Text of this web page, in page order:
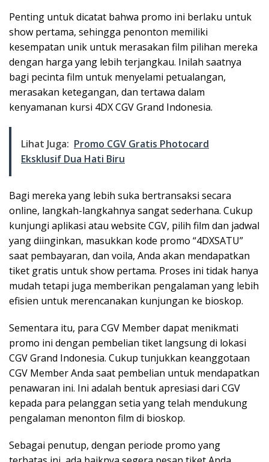
Penting untuk dicatat bahwa promo ini berlaku untuk
show pertama, sehingga penonton memiliki
kesempatan unik untuk merasakan film pilihan mereka
dengan harga yang lebih terjangkau. Inilah saatnya
bagi pecinta film untuk menyelami petualangan,
merasakan ketegangan, dan tertawa dalam
kenyamanan kursi 4DX CGV Grand Indonesia.
Lihat Juga: Promo CGV Gratis Photocard
Eksklusif Dua Hati Biru
Bagi mereka yang lebih suka bertransaksi secara
online, langkah-langkahnya sangat sederhana. Cukup
kunjungi aplikasi atau website CGV, pilih film dan jadwal
yang diinginkan, masukkan kode promo “4DXSATU”
saat pembayaran, dan voila, Anda akan mendapatkan
tiket gratis untuk show pertama. Proses ini tidak hanya
mudah tetapi juga memberikan pengalaman yang lebih
efisien untuk merencanakan kunjungan ke bioskop.
Sementara itu, para CGV Member dapat menikmati
promo ini dengan pembelian tiket langsung di lokasi
CGV Grand Indonesia. Cukup tunjukkan keanggotaan
CGV Member Anda saat pembelian untuk mendapatkan
penawaran ini. Ini adalah bentuk apresiasi dari CGV
kepada para pelanggan setia yang telah mendukung
pengalaman menonton film di bioskop.
Sebagai penutup, dengan periode promo yang